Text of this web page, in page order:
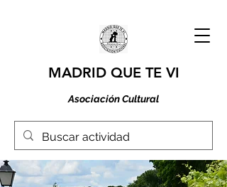
MADRID QUE TE VI
Asociación Cultural